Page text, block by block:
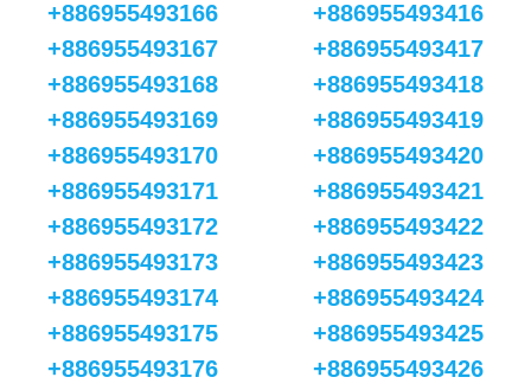
+886955493166
+886955493167
+886955493168
+886955493169
+886955493170
+886955493171
+886955493172
+886955493173
+886955493174
+886955493175
+886955493176
+886955493416
+886955493417
+886955493418
+886955493419
+886955493420
+886955493421
+886955493422
+886955493423
+886955493424
+886955493425
+886955493426